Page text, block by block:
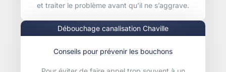
et traiter le problème avant qu’il ne s’aggrave.
Débouchage canalisation Chaville
Conseils pour prévenir les bouchons